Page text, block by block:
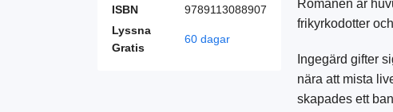
ISBN
9789113088907
Lyssna
Gratis
60 dagar
Romanen är
frikyrkodotter
Ingegärd gifter
nära att mista
skapades ett